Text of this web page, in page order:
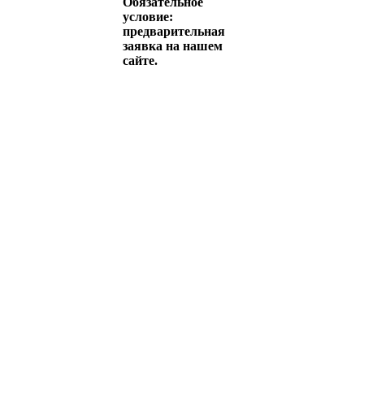
условие:
предварительная
заявка на нашем
сайте.